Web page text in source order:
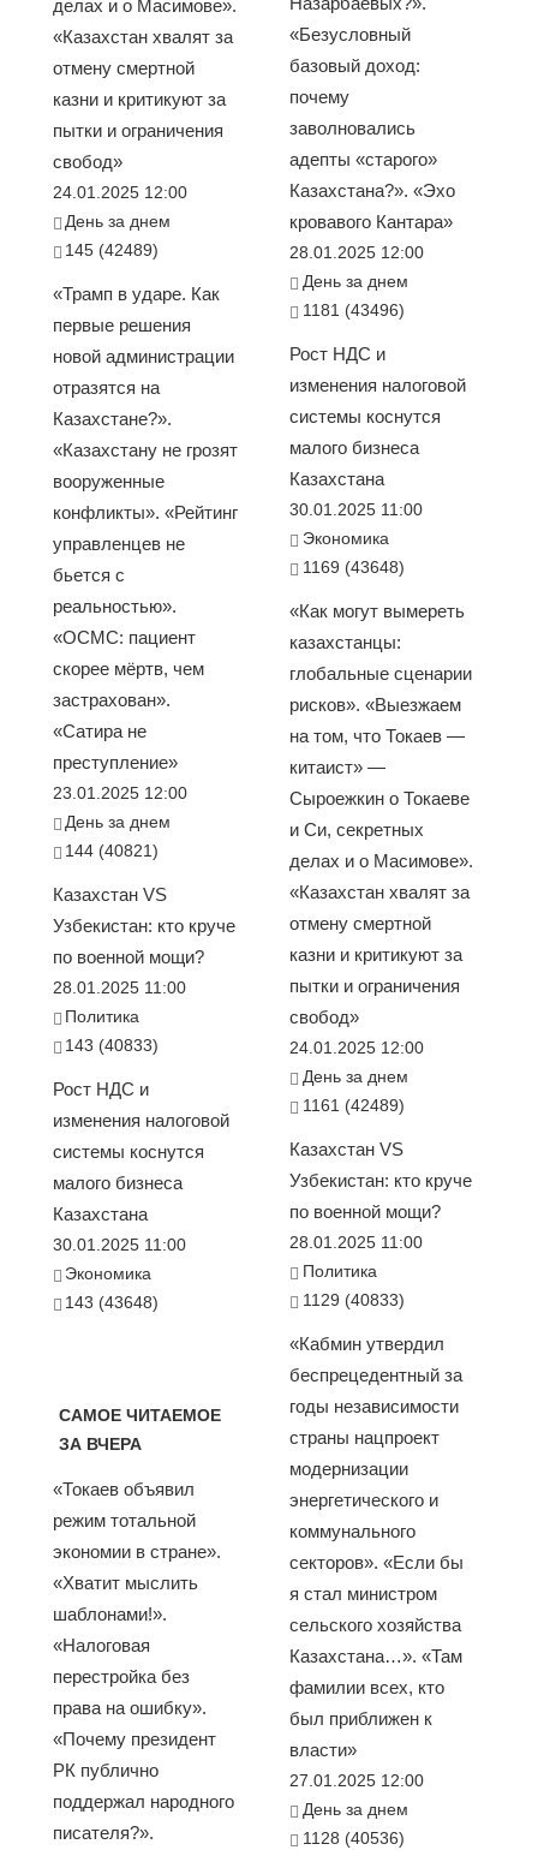
делах и о Масимове».
«Казахстан хвалят за
отмену смертной
казни и критикуют за
пытки и ограничения
свобод»
24.01.2025 12:00
День за днем
145 (42489)
«Трамп в ударе. Как
первые решения
новой администрации
отразятся на
Казахстане?».
«Казахстану не грозят
вооруженные
конфликты». «Рейтинг
управленцев не
бьется с
реальностью».
«ОСМС: пациент
скорее мёртв, чем
застрахован».
«Сатира не
преступление»
23.01.2025 12:00
День за днем
144 (40821)
Казахстан VS
Узбекистан: кто круче
по военной мощи?
28.01.2025 11:00
Политика
143 (40833)
Рост НДС и
изменения налоговой
системы коснутся
малого бизнеса
Казахстана
30.01.2025 11:00
Экономика
143 (43648)
САМОЕ ЧИТАЕМОЕ
ЗА ВЧЕРА
«Токаев объявил
режим тотальной
экономии в стране».
«Хватит мыслить
шаблонами!».
«Налоговая
перестройка без
права на ошибку».
«Почему президент
РК публично
поддержал народного
писателя?».
«Безусловный
базовый доход:
почему
заволновались
адепты «старого»
Казахстана?». «Эхо
кровавого Кантара»
28.01.2025 12:00
День за днем
1181 (43496)
Рост НДС и
изменения налоговой
системы коснутся
малого бизнеса
Казахстана
30.01.2025 11:00
Экономика
1169 (43648)
«Как могут вымереть
казахстанцы:
глобальные сценарии
рисков». «Выезжаем
на том, что Токаев —
китаист» —
Сыроежкин о Токаеве
и Си, секретных
делах и о Масимове».
«Казахстан хвалят за
отмену смертной
казни и критикуют за
пытки и ограничения
свобод»
24.01.2025 12:00
День за днем
1161 (42489)
Казахстан VS
Узбекистан: кто круче
по военной мощи?
28.01.2025 11:00
Политика
1129 (40833)
«Кабмин утвердил
беспрецедентный за
годы независимости
страны нацпроект
модернизации
энергетического и
коммунального
секторов». «Если бы
я стал министром
сельского хозяйства
Казахстана…». «Там
фамилии всех, кто
был приближен к
власти»
27.01.2025 12:00
День за днем
1128 (40536)